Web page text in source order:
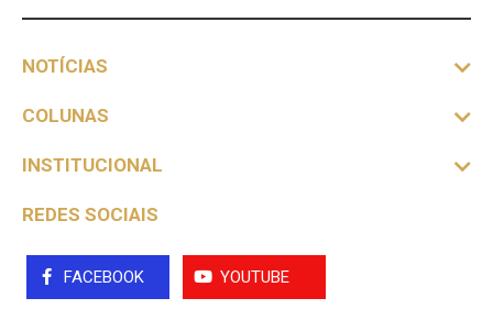
NOTÍCIAS
COLUNAS
INSTITUCIONAL
REDES SOCIAIS
FACEBOOK YOUTUBE